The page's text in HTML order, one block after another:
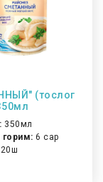
(тослог
350мл
горим: 6 сар
20ш